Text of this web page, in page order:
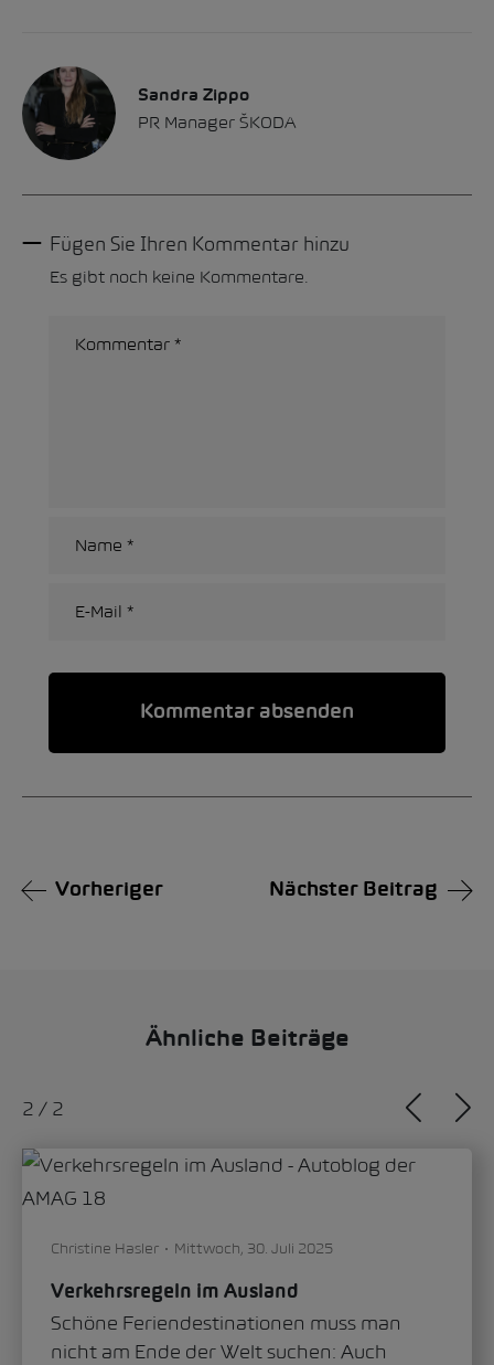
Sandra Zippo
PR Manager ŠKODA
Fügen Sie Ihren Kommentar hinzu
Es gibt noch keine Kommentare.
Vorheriger Nächster Beitrag
Ähnliche Beiträge
1 / 2